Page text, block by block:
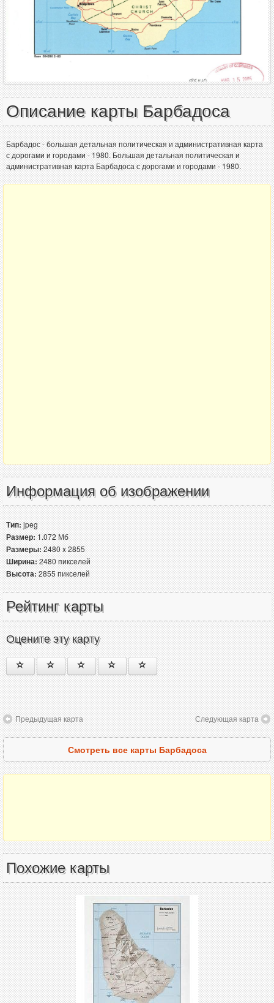
Описание карты Барбадоса
Барбадос - большая детальная политическая и административная карта
с дорогами и городами - 1980. Большая детальная политическая и
административная карта Барбадоса с дорогами и городами - 1980.
Информация об изображении
Тип:jpeg
Размер:1.072 Мб
Размеры:2480 x 2855
Ширина:2480 пикселей
Высота:2855 пикселей
Рейтинг карты
Оцените эту карту
Предыдущая карта Следующая карта
Смотреть все карты Барбадоса
Похожие карты